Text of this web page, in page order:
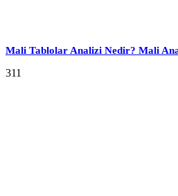
Mali Tablolar Analizi Nedir? Mali
311